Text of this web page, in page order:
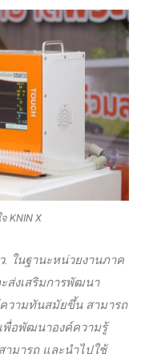
KNIN X
. ในฐานะหน่วยงานภาค
ส่งเสริมการพัฒนา
วามทันสมัยขึ้น สามารถ
พื่อพัฒนาองค์ความรู้
มารถ และนำไปใช้